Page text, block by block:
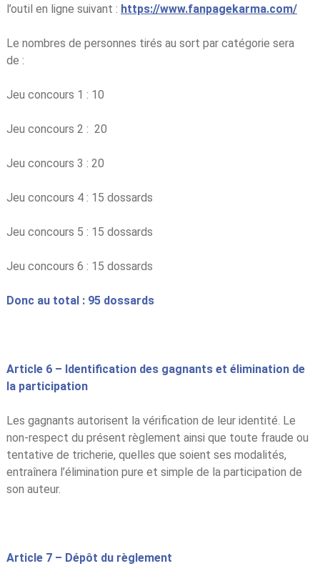
l’outil en ligne suivant : https://www.fanpagekarma.com/
Le nombres de personnes tirés au sort par catégorie sera
de :
Jeu concours 1 : 10
Jeu concours 2 : 20
Jeu concours 3 : 20
Jeu concours 4 : 15 dossards
Jeu concours 5 : 15 dossards
Jeu concours 6 : 15 dossards
Donc au total : 95 dossards
Article 6 – Identification des gagnants et élimination de
la participation
Les gagnants autorisent la vérification de leur identité. Le
non-respect du présent règlement ainsi que toute fraude ou
tentative de tricherie, quelles que soient ses modalités,
entraînera l’élimination pure et simple de la participation de
son auteur.
Article 7 – Dépôt du règlement